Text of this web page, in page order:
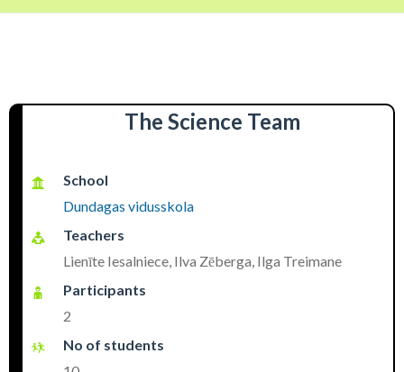
The Science Team
School
Dundagas vidusskola
Teachers
Lienīte Iesalniece, Ilva Zēberga, Ilga Treimane
Participants
2
No of students